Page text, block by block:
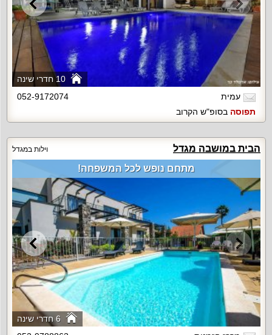
10 חדרי שינה
עמית
052-9172074
תפוסה בסופ"ש הקרוב
הבית במושבה מגדל וילות במגדל
6 חדרי שינה
מתחם נופש לכל המשפחה!